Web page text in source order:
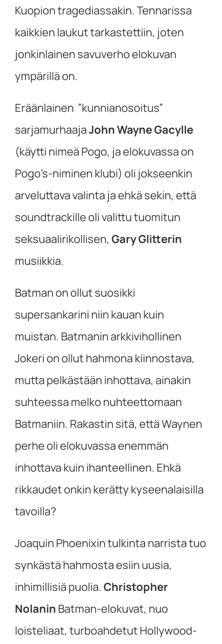
Kuopion tragediassakin. Tennarissa
kaikkien laukut tarkastettiin, joten
jonkinlainen savuverho elokuvan
ympärillä on.
Eräänlainen ”kunnianosoitus”
sarjamurhaajaJohn Wayne Gacylle
(käytti nimeä Pogo, ja elokuvassa on
Pogo’s-niminen klubi) oli jokseenkin
arveluttava valinta ja ehkä sekin, että
soundtrackille oli valittu tuomitun
seksuaalirikollisen, Gary Glitterin
musiikkia.
Batman on ollut suosikki
supersankarini niin kauan kuin
muistan. Batmanin arkkivihollinen
Jokeri on ollut hahmona kiinnostava,
mutta pelkästään inhottava, ainakin
suhteessa melko nuhteettomaan
Batmaniin. Rakastin sitä, että Waynen
perhe oli elokuvassa enemmän
inhottava kuin ihanteellinen. Ehkä
rikkaudet onkin kerätty kyseenalaisilla
tavoilla?
Joaquin Phoenixin tulkinta narrista tuo
synkästä hahmosta esiin uusia,
inhimillisiä puolia. Christopher
Nolanin Batman-elokuvat, nuo
loisteliaat, turboahdetut Hollywood-